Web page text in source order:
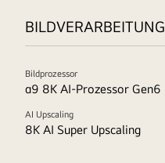
BILDVERARBEITUNG
Bildprozessor
α9 8K AI-Prozessor Gen6
AI Upscaling
8K AI Super Upscaling